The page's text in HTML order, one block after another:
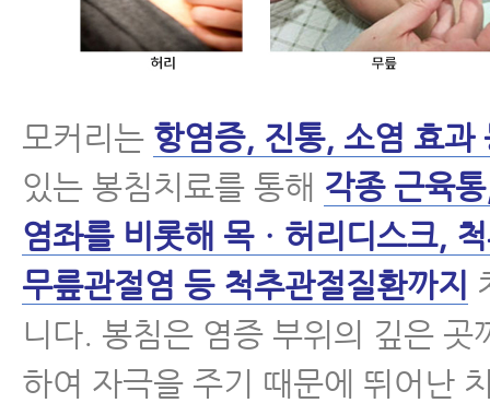
모커리는 항염증, 진통, 소염 효과
있는 봉침치료를 통해 각종 근육
염좌를 비롯해 목ㆍ허리디스크,
무릎관절염 등 척추관절질환까지
니다. 봉침은 염증 부위의 깊은 곳
하여 자극을 주기 때문에 뛰어난